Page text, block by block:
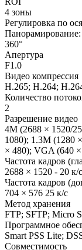
4 зоны
Регулировка по
Панорамирование:
360°
Апертура
F1.0
Видео компрессия
H.265; H.264;
Количество
2
Разрешение видео
4M (2688 × 1520/
1080); 1.3M (1280
× 480); VGA (640
Частота кадров
2688 × 1520 - 20 к/
Частота кадров
704 × 576 25 к/с
Метод хранения
FTP; SFTP; Micro
Программное
Smart PSS Lite;
Совместимость